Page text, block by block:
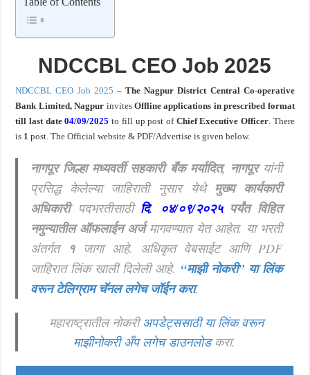
खुशखबर ! रेल्वे मध्ये ४०९८ जुनिअर इंजिनिअर पदांची मोठी भरती ; अर्ज प्रक्रिया सुरु !
NDCCBL CEO Job 2025
NDCCBL CEO Job 2025 – The Nagpur District Central Co-operative
Bank Limited, Nagpur invitesOffline applications in prescribed format
till last date04/09/2025 to fill uppost of Chief Executive Officer. There
is 1 post. The Official website & PDF/Advertise is given below.
नागपूर जिल्हा मध्यवर्ती सहकारी बँक मर्यादित, नागपूर यांनी
प्रसिद्ध केलेल्या जाहिराती नुसार येथे मुख्य कार्यकारी
अधिकारी पदभरतीसाठीदि. ०४/०९/२०२५ पर्यंत विहित
नमुन्यातील ऑफलाईन अर्जमागवण्यात येत आहेत. या भरती
अंतर्गत १जागा आहे. अधिकृत वेबसाईट आणि PDF
जाहिरात लिंक खाली दिलेली आहे. “माझी नोकरी” या लिंक
वरून टेलिग्राम चॅनल लगेच जॉईन करा.
महाराष्ट्रातील नोकरीअपडेट्ससाठी या लिंक वरून
माझीनोकरी अँप लगेच डाउनलोडकरा.